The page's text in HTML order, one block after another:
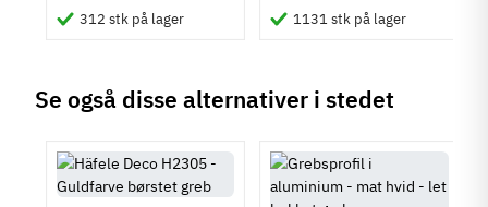
Moderne312 stk på lager 1131 stk på lager
Se også disse alternativer i stedet